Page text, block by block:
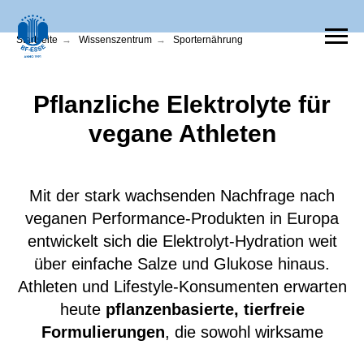
Startseite → Wissenszentrum → Sporternährung
Pflanzliche Elektrolyte für
vegane Athleten
Mit der stark wachsenden Nachfrage nach
veganen Performance-Produkten in Europa
entwickelt sich die Elektrolyt-Hydration weit
über einfache Salze und Glukose hinaus.
Athleten und Lifestyle-Konsumenten erwarten
heute pflanzenbasierte, tierfreie
Formulierungen, die sowohl wirksame